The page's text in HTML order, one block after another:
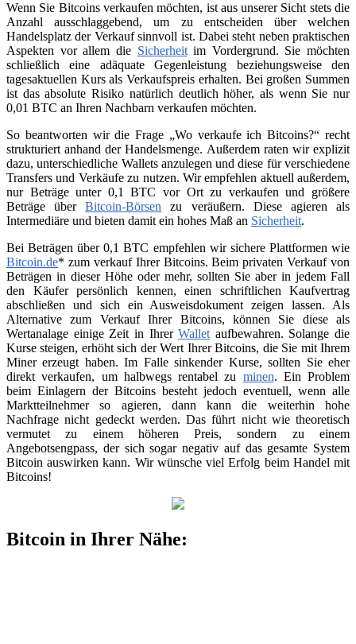
Wenn Sie Bitcoins verkaufen möchten, ist aus unserer Sicht stets die
Anzahl ausschlaggebend, um zu entscheiden über welchen
Handelsplatz der Verkauf sinnvoll ist. Dabei steht neben praktischen
Aspekten vor allem die Sicherheitim Vordergrund. Sie möchten
schließlich eine adäquate Gegenleistung beziehungsweise den
tagesaktuellen Kurs als Verkaufspreis erhalten. Bei großen Summen
ist das absolute Risiko natürlich deutlich höher, als wenn Sie nur
0,01 BTC an Ihren Nachbarn verkaufen möchten.
So beantworten wir die Frage „Wo verkaufe ich Bitcoins?“ recht
strukturiert anhand der Handelsmenge. Außerdem raten wir explizit
dazu, unterschiedliche Wallets anzulegen und diese für verschiedene
Transfers und Verkäufe zu nutzen. Wir empfehlen aktuell außerdem,
nur Beträge unter 0,1 BTC vor Ort zu verkaufen und größere
Beträge überBitcoin-Börsen zu veräußern. Diese agieren als
Intermediäre und bieten damit ein hohes Maß an Sicherheit.
Bei Beträgen über 0,1 BTC empfehlen wir sichere Plattformen wie
Bitcoin.de* zum verkauf Ihrer Bitcoins. Beim privaten Verkauf von
Beträgen in dieser Höhe oder mehr, sollten Sie aber in jedem Fall
den Käufer persönlich kennen, einen schriftlichen Kaufvertrag
abschließen und sich ein Ausweisdokument zeigen lassen. Als
Alternative zum Verkauf Ihrer Bitcoins, können Sie diese als
Wertanalage einige Zeit in IhrerWallet aufbewahren. Solange die
Kurse steigen, erhöht sich der Wert Ihrer Bitcoins, die Sie mit Ihrem
Miner erzeugt haben. Im Falle sinkender Kurse, sollten Sie eher
direkt verkaufen, um halbwegs rentabel zu minen. Ein Problem
beim Einlagern der Bitcoins besteht jedoch eventuell, wenn alle
Marktteilnehmer so agieren, dann kann die weiterhin hohe
Nachfrage nicht gedeckt werden. Das führt nicht wie theoretisch
vermutet zu einem höheren Preis, sondern zu einem
Angebotsengpass, der sich sogar negativ auf das gesamte System
Bitcoin auswirken kann. Wir wünsche viel Erfolg beim Handel mit
Bitcoins!
Bitcoin in Ihrer Nähe: